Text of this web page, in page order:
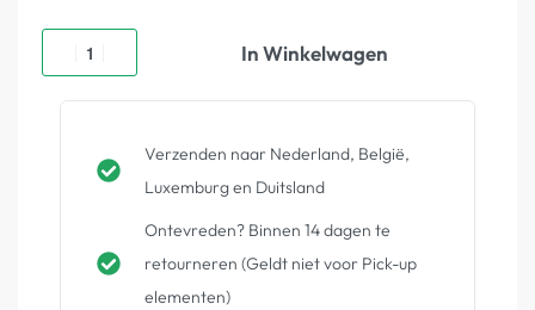
In Winkelwagen
Verzenden naar Nederland, België,
Luxemburg en Duitsland
Ontevreden? Binnen 14 dagen te
retourneren (Geldt niet voor Pick-up
elementen)